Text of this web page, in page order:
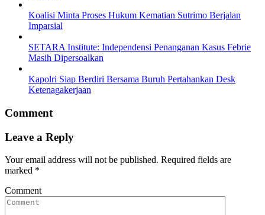
Koalisi Minta Proses Hukum Kematian Sutrimo Berjalan
Imparsial
SETARA Institute: Independensi Penanganan Kasus Febrie
Masih Dipersoalkan
Kapolri Siap Berdiri Bersama Buruh Pertahankan Desk
Ketenagakerjaan
Comment
Leave a Reply
Your email address will not be published. Required fields are
marked *
Comment